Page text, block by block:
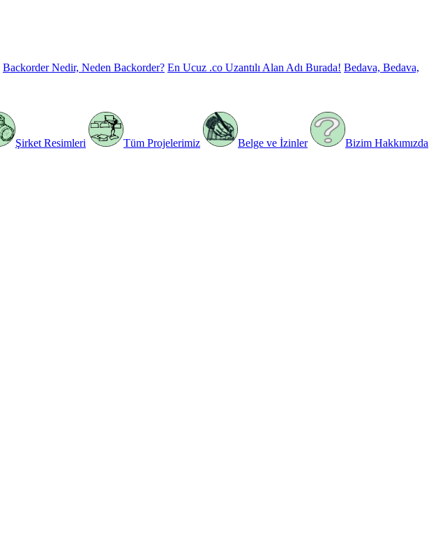
Backorder Nedir, Neden Backorder? En Ucuz .co Uzantılı Alan Adı Burada! Bedava, Bedava,
Şirket Resimleri Tüm Projelerimiz Belge ve İzinler Bizim Hakkımızda